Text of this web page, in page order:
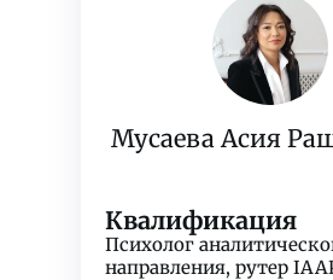
Мусаева Асия
Квалификация
Психолог
направления, рутер